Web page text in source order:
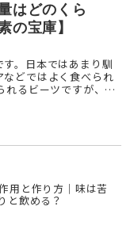
はどのくら
の宝庫】
。日本ではあまり馴
どではよく食べられ
れるビーツですが、ど
用と作り方｜味は苦
と飲める？